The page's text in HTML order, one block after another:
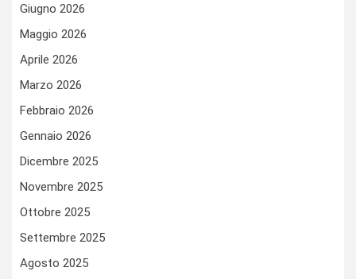
Giugno 2026
Maggio 2026
Aprile 2026
Marzo 2026
Febbraio 2026
Gennaio 2026
Dicembre 2025
Novembre 2025
Ottobre 2025
Settembre 2025
Agosto 2025